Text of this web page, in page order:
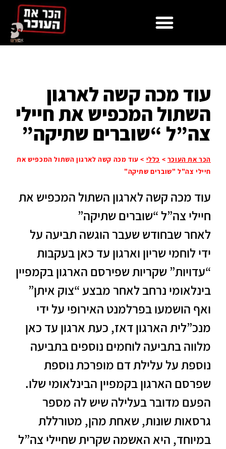
עוד מכה קשה לארגון
השתול המכפיש את חיילי
צה”ל “שוברים שתיקה”
הכר את העוכר > כללי > עוד מכה קשה לארגון השתול המכפיש את
חיילי צה"ל "שוברים שתיקה"
עוד מכה קשה לארגון השתול המכפיש את
חיילי צה”ל “שוברים שתיקה”
לאחר שבחודש שעבר הוגשה תביעה על
ידי לוחמי שריון וארגון עד כאן בעקבות
“עדויות” שקריות שפירסם הארגון בקמפיין
בינלאומי נרחב לאחר מבצע “צוק איתן”
ואף הושמעו בפרלמנט האירופי על ידי
מנכ”לית הארגון דאז, כעת ארגון עד כאן
מלווה בתביעה לוחמים נוספים בתביעה
נוספת על עלילת דם מופרכת נוספת
שפרסם הארגון בקמפיין הבינלאומי שלו.
הפעם מדובר בעלילה שיש לה מספר
גרסאות שונות, שאחת מהן, מטורללת
במיוחד, היא האשמה שקרית שחיילי צה”ל